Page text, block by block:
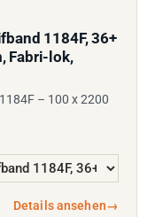
1184F, 36+
Fabri-lok,
– 100 x 2200
Details ansehen→